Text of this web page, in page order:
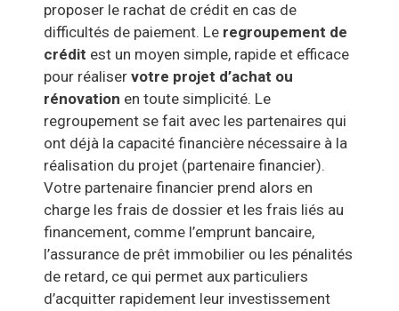
proposer le rachat de crédit en cas de
difficultés de paiement. Le regroupement de
crédit est un moyen simple, rapide et efficace
pour réaliser votre projet d’achat ou
rénovation en toute simplicité. Le
regroupement se fait avec les partenaires qui
ont déjà la capacité financière nécessaire à la
réalisation du projet (partenaire financier).
Votre partenaire financier prend alors en
charge les frais de dossier et les frais liés au
financement, comme l’emprunt bancaire,
l’assurance de prêt immobilier ou les pénalités
de retard, ce qui permet aux particuliers
d’acquitter rapidement leur investissement